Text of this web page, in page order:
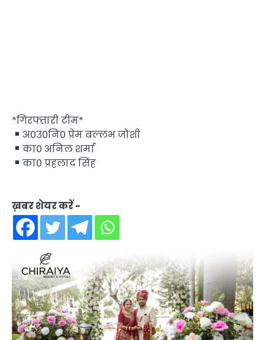
*गिरफ्तारी टीम*
अ0उ0नि0 प्रेम बल्लभ जोशी
का0 अनिल शर्मा
का0 प्रहलाद सिंह
ख़बर शेयर करें -